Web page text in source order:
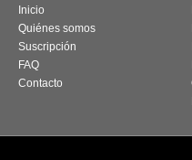
Inicio
Quiénes somos
Suscripción
FAQ
Contacto